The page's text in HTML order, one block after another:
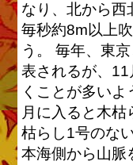
なり、北から西
毎秒約8m以上
う。 毎年、東
表されるが、
くことが多い
月に入ると木
枯らし1号のな
本海側から山脈